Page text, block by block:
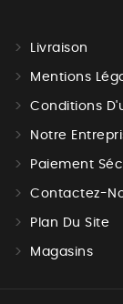
Livraison
Mentions
Conditions
Notre
Paiement
Contactez-
Plan Du Site
Magasins